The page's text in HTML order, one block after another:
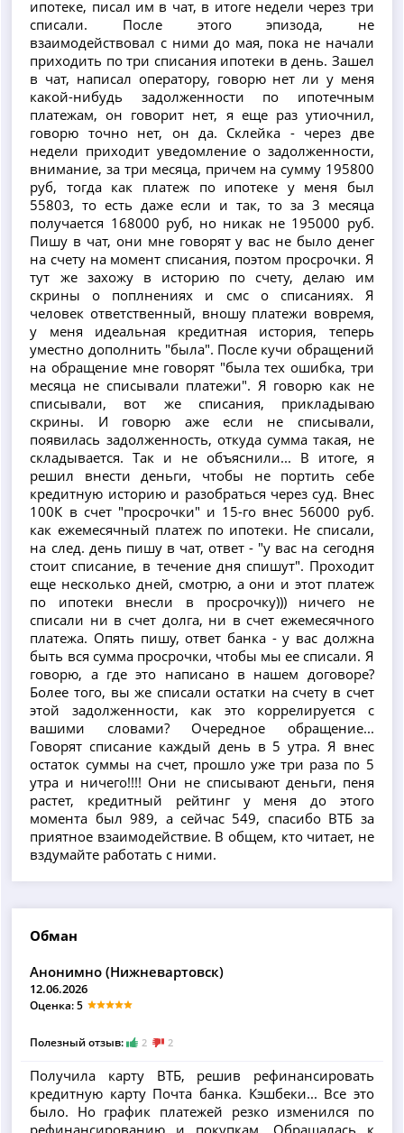
ипотеке, писал им в чат, в итоге недели через три
списали. После этого эпизода, не
взаимодействовал с ними до мая, пока не начали
приходить по три списания ипотеки в день. Зашел
в чат, написал оператору, говорю нет ли у меня
какой-нибудь задолженности по ипотечным
платежам, он говорит нет, я еще раз утиочнил,
говорю точно нет, он да. Склейка - через две
недели приходит уведомление о задолженности,
внимание, за три месяца, причем на сумму 195800
руб, тогда как платеж по ипотеке у меня был
55803, то есть даже если и так, то за 3 месяца
получается 168000 руб, но никак не 195000 руб.
Пишу в чат, они мне говорят у вас не было денег
на счету на момент списания, поэтом просрочки. Я
тут же захожу в историю по счету, делаю им
скрины о поплнениях и смс о списаниях. Я
человек ответственный, вношу платежи вовремя,
у меня идеальная кредитная история, теперь
уместно дополнить "была". После кучи обращений
на обращение мне говорят "была тех ошибка, три
месяца не списывали платежи". Я говорю как не
списывали, вот же списания, прикладываю
скрины. И говорю аже если не списывали,
появилась задолженность, откуда сумма такая, не
складывается. Так и не объяснили... В итоге, я
решил внести деньги, чтобы не портить себе
кредитную историю и разобраться через суд. Внес
100К в счет "просрочки" и 15-го внес 56000 руб.
как ежемесячный платеж по ипотеки. Не списали,
на след. день пишу в чат, ответ - "у вас на сегодня
стоит списание, в течение дня спишут". Проходит
еще несколько дней, смотрю, а они и этот платеж
по ипотеки внесли в просрочку))) ничего не
списали ни в счет долга, ни в счет ежемесячного
платежа. Опять пишу, ответ банка - у вас должна
быть вся сумма просрочки, чтобы мы ее списали. Я
говорю, а где это написано в нашем договоре?
Более того, вы же списали остатки на счету в счет
этой задолженности, как это коррелируется с
вашими словами? Очередное обращение...
Говорят списание каждый день в 5 утра. Я внес
остаток суммы на счет, прошло уже три раза по 5
утра и ничего!!!! Они не списывают деньги, пеня
растет, кредитный рейтинг у меня до этого
момента был 989, а сейчас 549, спасибо ВТБ за
приятное взаимодействие. В общем, кто читает, не
вздумайте работать с ними.
Обман
Анонимно (Нижневартовск)
12.06.2026
Оценка: 5
Полезный отзыв: 2 2
Получила карту ВТБ, решив рефинансировать
кредитную карту Почта банка. Кэшбеки... Все это
было. Но график платежей резко изменился по